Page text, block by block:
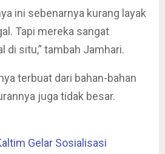
ini sebenarnya kurang layak
Tapi mereka sangat
di situ,” tambah Jamhari.
terbuat dari bahan-bahan
juga tidak besar.
Gelar Sosialisasi